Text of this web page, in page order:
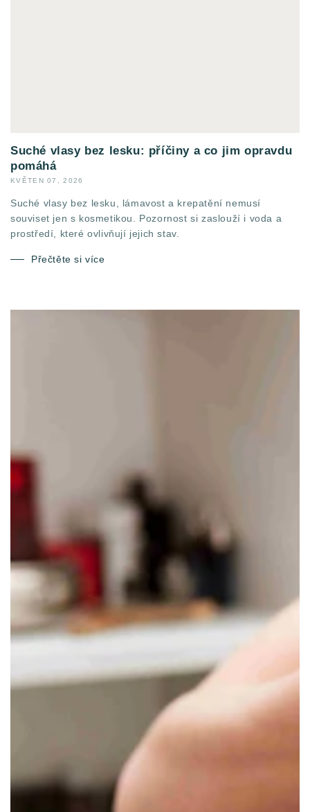
Suché vlasy bez lesku: příčiny a co jim opravdu
pomáhá
KVĚTEN 07, 2026
Suché vlasy bez lesku, lámavost a krepatění nemusí
souviset jen s kosmetikou. Pozornost si zaslouží i voda a
prostředí, které ovlivňují jejich stav.
Přečtěte si více